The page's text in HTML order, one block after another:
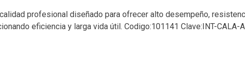
profesional diseñado para ofrecer alto desempeño,
eficiencia y larga vida útil. Codigo:101141 Clave:INT-CALA-